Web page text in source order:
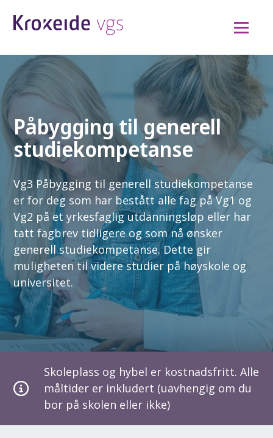
Påbygging til generell
studiekompetanse
Vg3 Påbygging til generell studiekompetanse
er for deg som har bestått alle fag på Vg1 og
Vg2 på et yrkesfaglig utdanningsløp eller har
tatt fagbrev tidligere og som nå ønsker
generell studiekompetanse. Dette gir
muligheten til videre studier på høyskole og
universitet.
Skoleplass og hybel er kostnadsfritt. Alle
måltider er inkludert (uavhengig om du
bor på skolen eller ikke)